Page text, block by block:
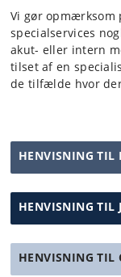
Vi gør opmærksom
specialservices
akut- eller intern
tilset af en
de tilfælde hvor
HENVISNING TIL
HENVISNING TIL
HENVISNING TIL